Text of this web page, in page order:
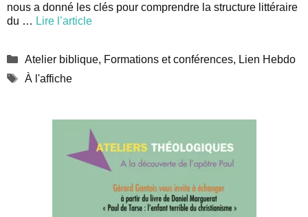
nous a donné les clés pour comprendre la structure littéraire
du … Lire l’article
Catégories
Atelier biblique, Formations et conférences, Lien Hebdo
Étiquettes
À l'affiche